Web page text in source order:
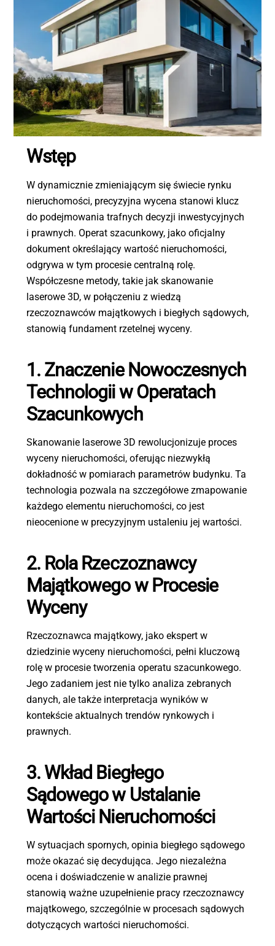
Wstęp
W dynamicznie zmieniającym się świecie rynku
nieruchomości, precyzyjna wycena stanowi klucz
do podejmowania trafnych decyzji inwestycyjnych
i prawnych. Operat szacunkowy, jako oficjalny
dokument określający wartość nieruchomości,
odgrywa w tym procesie centralną rolę.
Współczesne metody, takie jak skanowanie
laserowe 3D, w połączeniu z wiedzą
rzeczoznawców majątkowych i biegłych sądowych,
stanowią fundament rzetelnej wyceny.
1. Znaczenie Nowoczesnych
Technologii w Operatach
Szacunkowych
Skanowanie laserowe 3D rewolucjonizuje proces
wyceny nieruchomości, oferując niezwykłą
dokładność w pomiarach parametrów budynku. Ta
technologia pozwala na szczegółowe zmapowanie
każdego elementu nieruchomości, co jest
nieocenione w precyzyjnym ustaleniu jej wartości.
2. Rola Rzeczoznawcy
Majątkowego w Procesie
Wyceny
Rzeczoznawca majątkowy, jako ekspert w
dziedzinie wyceny nieruchomości, pełni kluczową
rolę w procesie tworzenia operatu szacunkowego.
Jego zadaniem jest nie tylko analiza zebranych
danych, ale także interpretacja wyników w
kontekście aktualnych trendów rynkowych i
prawnych.
3. Wkład Biegłego
Sądowego w Ustalanie
Wartości Nieruchomości
W sytuacjach spornych, opinia biegłego sądowego
może okazać się decydująca. Jego niezależna
ocena i doświadczenie w analizie prawnej
stanowią ważne uzupełnienie pracy rzeczoznawcy
majątkowego, szczególnie w procesach sądowych
dotyczących wartości nieruchomości.